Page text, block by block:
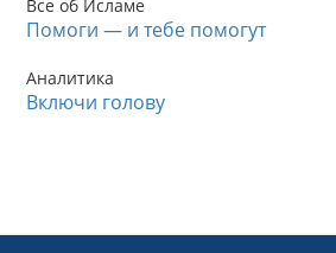
Все об Исламе
Помоги — и тебе помогут
Аналитика
Включи голову